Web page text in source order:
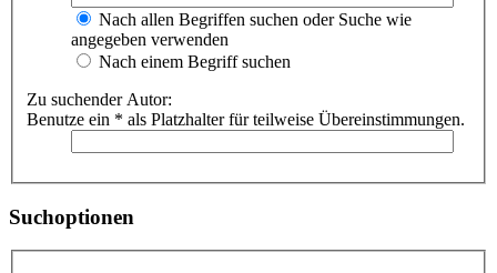
Nach allen Begriffen suchen oder Suche wie
angegeben verwenden
Nach einem Begriff suchen
Zu suchender Autor:
Benutze ein * als Platzhalter für teilweise Übereinstimmungen.
Suchoptionen